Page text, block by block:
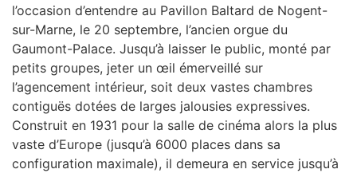
l’occasion d’entendre au Pavillon Baltard de Nogent-
sur-Marne, le 20 septembre, l’ancien orgue du
Gaumont-Palace. Jusqu’à laisser le public, monté par
petits groupes, jeter un œil émerveillé sur
l’agencement intérieur, soit deux vastes chambres
contiguës dotées de larges jalousies expressives.
Construit en 1931 pour la salle de cinéma alors la plus
vaste d’Europe (jusqu’à 6000 places dans sa
configuration maximale), il demeura en service jusqu’à